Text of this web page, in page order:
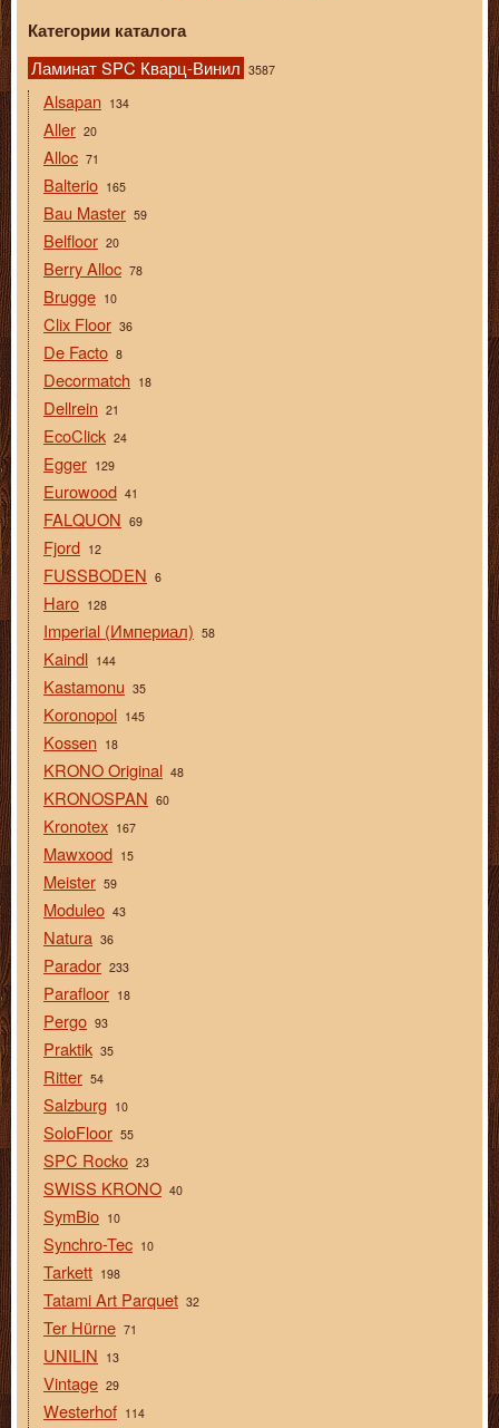
Категории каталога
Ламинат SPC Кварц-Винил 3587
Alsapan 134
Aller 20
Alloc 71
Balterio 165
Bau Master 59
Belfloor 20
Berry Alloc 78
Brugge 10
Clix Floor 36
De Facto 8
Decormatch 18
Dellrein 21
EcoClick 24
Egger 129
Eurowood 41
FALQUON 69
Fjord 12
FUSSBODEN 6
Haro 128
Imperial (Империал) 58
Kaindl 144
Kastamonu 35
Koronopol 145
Kossen 18
KRONO Original 48
KRONOSPAN 60
Kronotex 167
Mawxood 15
Meister 59
Moduleo 43
Natura 36
Parador 233
Parafloor 18
Pergo 93
Praktik 35
Ritter 54
Salzburg 10
SoloFloor 55
SPC Rocko 23
SWISS KRONO 40
SymBio 10
Synchro-Tec 10
Tarkett 198
Tatami Art Parquet 32
Ter Hürne 71
UNILIN 13
Vintage 29
Westerhof 114